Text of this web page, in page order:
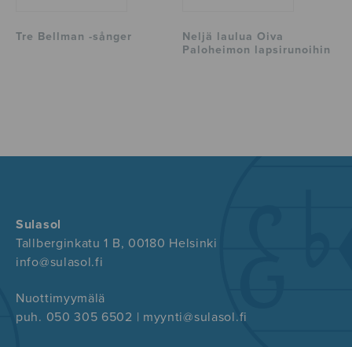
Tre Bellman -sånger
Neljä laulua Oiva
Paloheimon lapsirunoihin
Sulasol
Tallberginkatu 1 B, 00180 Helsinki
info@sulasol.fi
Nuottimyymälä
puh. 050 305 6502 | myynti@sulasol.fi